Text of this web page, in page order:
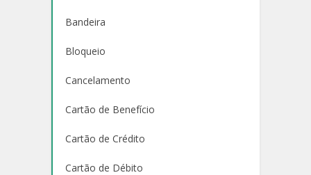
Bandeira
Bloqueio
Cancelamento
Cartão de Benefício
Cartão de Crédito
Cartão de Débito